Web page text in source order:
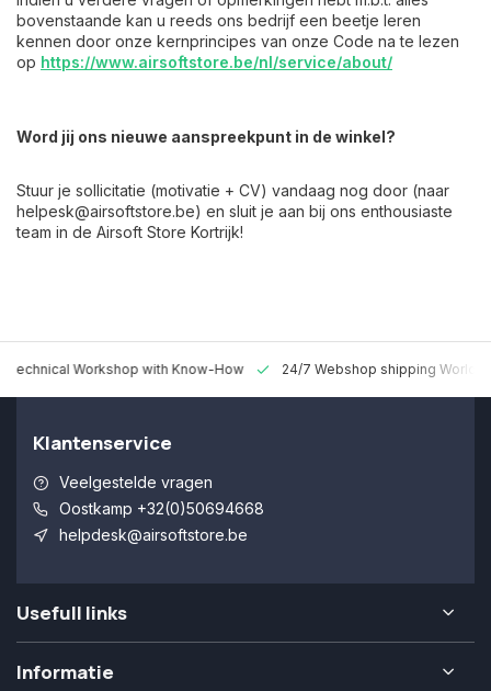
bovenstaande kan u reeds ons bedrijf een beetje leren
kennen door onze kernprincipes van onze Code na te lezen
op https://www.airsoftstore.be/nl/service/about/
Word jij ons nieuwe aanspreekpunt in de winkel?
Stuur je sollicitatie (motivatie + CV) vandaag nog door (naar
helpesk@airsoftstore.be) en sluit je aan bij ons enthousiaste
team in de Airsoft Store Kortrijk!
Technical Workshop with Know-How 24/7 Webshop shipping
Klantenservice
Veelgestelde vragen
Oostkamp +32(0)50694668
helpdesk@airsoftstore.be
Usefull links
Informatie